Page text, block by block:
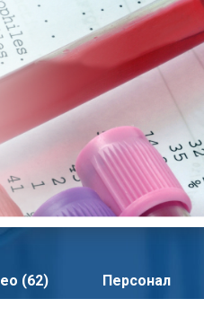
(62) Персонал